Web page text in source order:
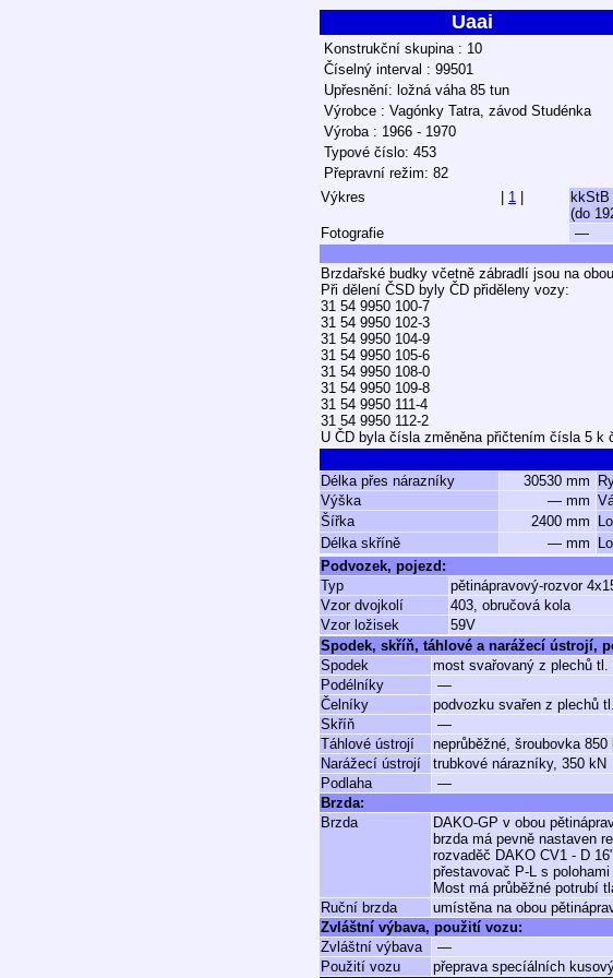
Uaai
Konstrukční skupina : 10
Číselný interval : 99501
Upřesnění: ložná váha 85 tun
Výrobce : Vagónky Tatra, závod Studénka
Výroba : 1966 - 1970
Typové číslo: 453
Přepravní režim: 82
Výkres
1
kkStB
(do
Fotografie
—
Brzdařské budky včetně zábradlí jsou na
Při dělení ČSD byly ČD přiděleny vozy:
31 54 9950 100-7
31 54 9950 102-3
31 54 9950 104-9
31 54 9950 105-6
31 54 9950 108-0
31 54 9950 109-8
31 54 9950 111-4
31 54 9950 112-2
U ČD byla čísla změněna přičtením čísla 5 k
Délka přes nárazníky 30530 mm
Výška
— mm
Šířka
2400 mm
Délka skříně
— mm
Podvozek, pojezd:
Typ
pětinápravový-rozvor
Vzor dvojkolí
403, obručová kola
Vzor ložisek
59V
Spodek, skříň, táhlové a narážecí ústrojí,
Spodek
most svařovaný z plechů tl.
Podélníky
—
Čelníky
podvozku svařen z plechů
Skříň
—
Táhlové ústrojí
neprůběžné, šroubovka
Narážecí ústrojí
trubkové nárazníky, 350 kN
Podlaha
—
Brzda:
Brzda
DAKO-GP v obou
brzda má pevně nastaven
rozvaděč DAKO CV1 - D 16"
přestavovač P-L s polohami
Most má průběžné potrubí
Ruční brzda
umístěna na obou
Zvláštní výbava, použití vozu:
Zvláštní výbava
—
Použití vozu
přeprava specíálních